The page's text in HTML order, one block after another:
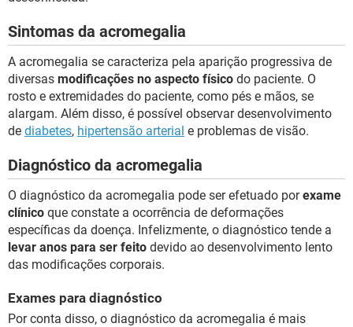
Sintomas da acromegalia
A acromegalia se caracteriza pela aparição progressiva de
diversas modificações no aspecto físico do paciente. O
rosto e extremidades do paciente, como pés e mãos, se
alargam. Além disso, é possível observar desenvolvimento
de diabetes, hipertensão arterial e problemas de visão.
Diagnóstico da acromegalia
O diagnóstico da acromegalia pode ser efetuado porexame
clínico que constate a ocorrência de deformações
específicas da doença. Infelizmente, o diagnóstico tende a
levar anos para ser feito devido ao desenvolvimento lento
das modificações corporais.
Exames para diagnóstico
Por conta disso, o diagnóstico da acromegalia é mais